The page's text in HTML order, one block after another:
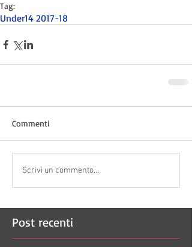
Tag:
Under14 2017-18
Commenti
Scrivi un commento...
Post recenti